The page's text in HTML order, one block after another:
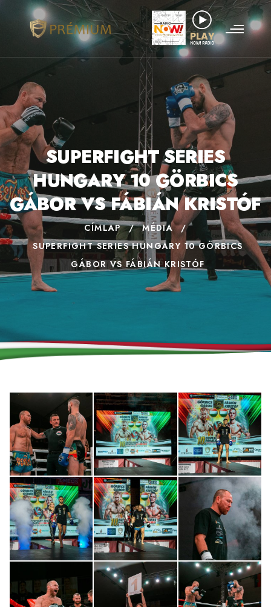
SUPERFIGHT SERIES
HUNGARY 10 GÖRBICS
GÁBOR VS FÁBIÁN KRISTÓF
CÍMLAP / MÉDIA
/
SUPERFIGHT SERIES HUNGARY 10 GÖRBICS
GÁBOR VS FÁBIÁN KRISTÓF